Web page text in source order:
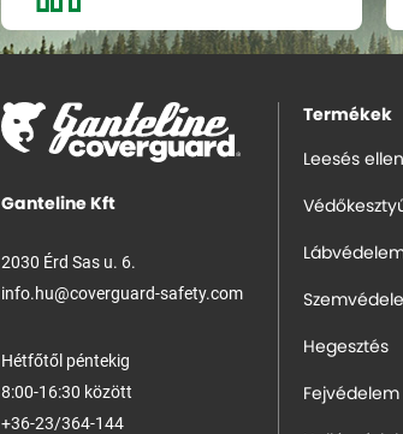
Ganteline Kft
2030 Érd Sas u. 6.
info.hu@coverguard-safety.com
Hétfőtől péntekig
8:00-16:30 között
+36-23/364-144
Termékek
Leesés
Hegesztés
Fejvédelem